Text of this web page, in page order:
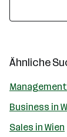
Ähnliche
Management
Business in
Sales in Wien